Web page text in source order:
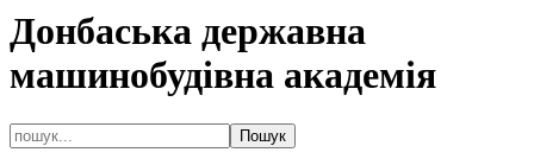
Донбаська державна
машинобудівна академія